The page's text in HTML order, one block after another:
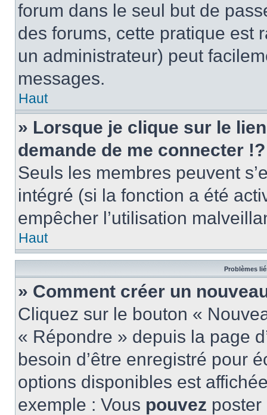
forum dans le seul but de
des forums, cette pratique est
un administrateur) peut
messages.
Haut
» Lorsque je clique sur le
demande de me connecter !?
Seuls les membres peuvent
intégré (si la fonction a été
empêcher l’utilisation
Haut
Problèmes
» Comment créer un
Cliquez sur le bouton «
« Répondre » depuis la page
besoin d’être enregistré pour
options disponibles est
exemple : Vous pouvez